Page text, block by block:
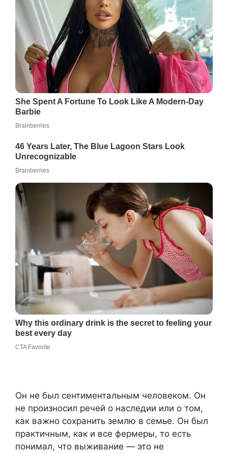
Он не был сентиментальным человеком. Он
не произносил речей о наследии или о том,
как важно сохранить землю в семье. Он был
практичным, как и все фермеры, то есть
понимал, что выживание — это не